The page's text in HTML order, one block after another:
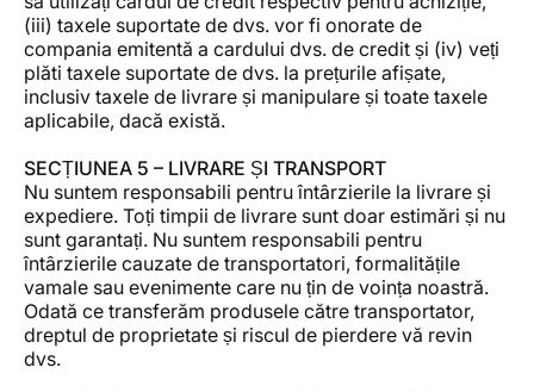
(iii) taxele suportate de dvs. vor fi onorate de
compania emitentă a cardului dvs. de credit și (iv) veți
plăti taxele suportate de dvs. la prețurile afișate,
inclusiv taxele de livrare și manipulare și toate taxele
aplicabile, dacă există.
SECȚIUNEA 5 – LIVRARE ȘI TRANSPORT
Nu suntem responsabili pentru întârzierile la livrare și
expediere. Toți timpii de livrare sunt doar estimări și nu
sunt garantați. Nu suntem responsabili pentru
întârzierile cauzate de transportatori, formalitățile
vamale sau evenimente care nu țin de voința noastră.
Odată ce transferăm produsele către transportator,
dreptul de proprietate și riscul de pierdere vă revin
dvs.